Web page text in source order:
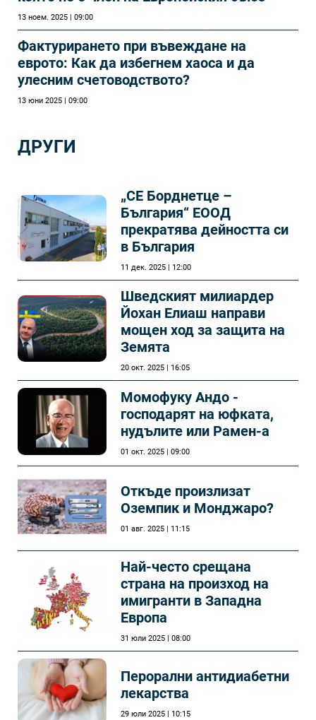
13 ноем. 2025 | 09:00
Фактурирането при въвеждане на
еврото: Как да избегнем хаоса и да
улесним счетоводството?
13 юни 2025 | 09:00
ДРУГИ
„СЕ Борднетце –
България“ ЕООД
прекратява дейността си
в България
11 дек. 2025 | 12:00
Шведският милиардер
Йохан Елиаш направи
мощен ход за защита на
Земята
20 окт. 2025 | 16:05
Момофуку Андо -
господарят на юфката,
нудълите или Рамен-а
01 окт. 2025 | 09:00
Откъде произлизат
Оземпик и Монджаро?
01 авг. 2025 | 11:15
Най-често срещана
страна на произход на
имигранти в Западна
Европа
31 юли 2025 | 08:00
Перорални антидиабетни
лекарства
29 юли 2025 | 10:15